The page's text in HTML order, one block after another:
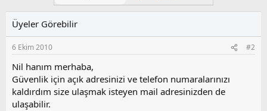
Üyeler Görebilir
6 Ekim 2010 #2
Nil hanım merhaba,
Güvenlik için açık adresinizi ve telefon numaralarınızı
kaldırdım size ulaşmak isteyen mail adresinizden de
ulaşabilir.